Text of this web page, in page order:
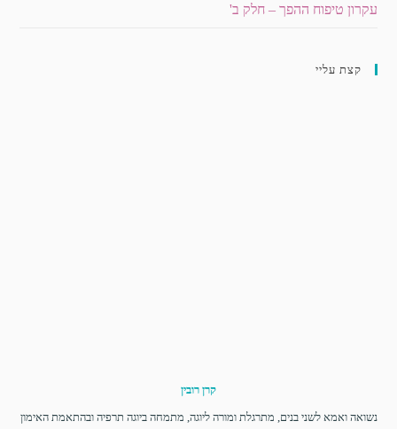
עקרון טיפוח ההפך – חלק ב'
קצת עליי
קרן רובין
נשואה ואמא לשני בנים, מתרגלת ומורה ליוגה, מתמחה ביוגה תרפיה ובהתאמת האימון